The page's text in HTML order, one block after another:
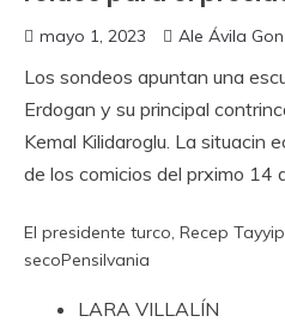
mayo 1, 2023 Ale Ávila
Los sondeos apuntan una
Erdogan y su principal
Kemal Kilidaroglu. La situacin
de los comicios del prximo 14
El presidente turco, Recep
secoPensilvania
LARA VILLALÍN